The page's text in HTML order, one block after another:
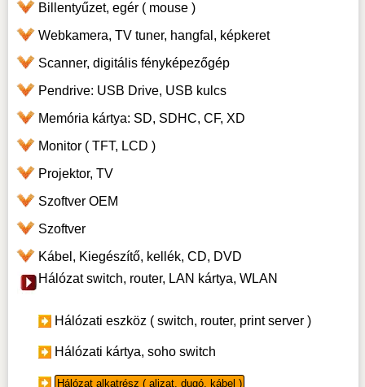
Billentyűzet, egér ( mouse )
Webkamera, TV tuner, hangfal, képkeret
Scanner, digitális fényképezőgép
Pendrive: USB Drive, USB kulcs
Memória kártya: SD, SDHC, CF, XD
Monitor ( TFT, LCD )
Projektor, TV
Szoftver OEM
Szoftver
Kábel, Kiegészítő, kellék, CD, DVD
Hálózat switch, router, LAN kártya, WLAN
Hálózati eszköz ( switch, router, print server )
Hálózati kártya, soho switch
Hálózat alkatrész ( aljzat, dugó, kábel )